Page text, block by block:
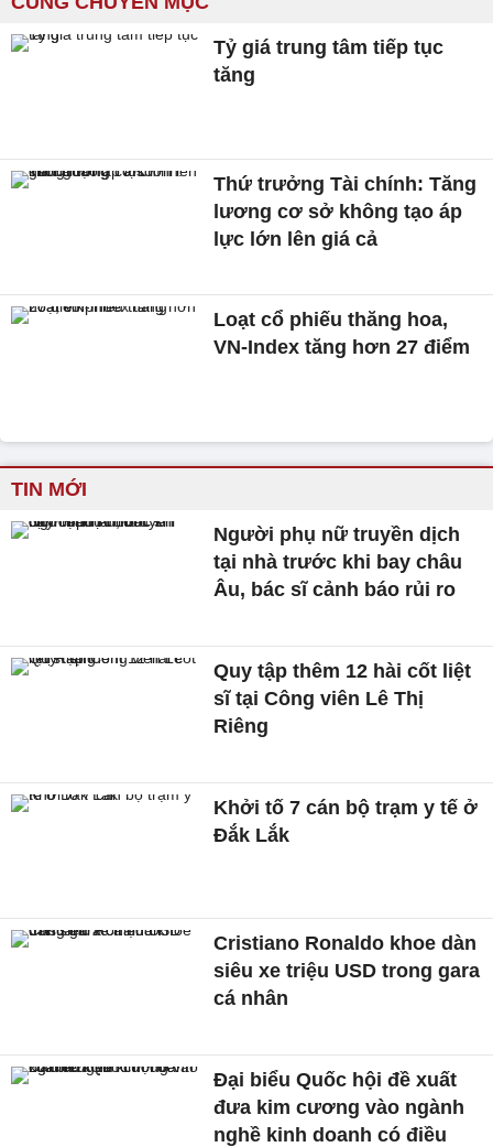
Tỷ giá trung tâm tiếp tục
tăng
Thứ trưởng Tài chính: Tăng
lương cơ sở không tạo áp
lực lớn lên giá cả
Loạt cổ phiếu thăng hoa,
VN-Index tăng hơn 27 điểm
TIN MỚI
Người phụ nữ truyền dịch
tại nhà trước khi bay châu
Âu, bác sĩ cảnh báo rủi ro
Quy tập thêm 12 hài cốt liệt
sĩ tại Công viên Lê Thị
Riêng
Khởi tố 7 cán bộ trạm y tế ở
Đắk Lắk
Cristiano Ronaldo khoe dàn
siêu xe triệu USD trong gara
cá nhân
Đại biểu Quốc hội đề xuất
đưa kim cương vào ngành
nghề kinh doanh có điều